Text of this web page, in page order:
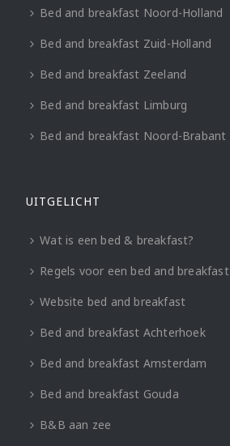
Bed and breakfast Noord-Holland
Bed and breakfast Zuid-Holland
Bed and breakfast Zeeland
Bed and breakfast Limburg
Bed and breakfast Noord-Brabant
UITGELICHT
Wat is een bed & breakfast?
Regels voor een bed and breakfast
Website bed and breakfast
Bed and breakfast Achterhoek
Bed and breakfast Amsterdam
Bed and breakfast Gouda
B&B aan zee